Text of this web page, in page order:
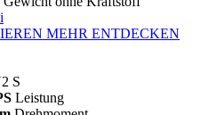
i
MEHR ENTDECKEN
S
Leistung